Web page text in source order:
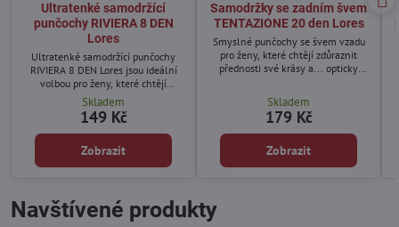
Ultratenké samodržící
punčochy RIVIERA 8 DEN
Lores
Ultratenké samodržící punčochy
RIVIERA 8 DEN Lores jsou ideální
volbou pro ženy, které chtějí
dosáhnout přirozeně krásného
vzhledu nohou.
Skladem
149 Kč
Zobrazit
Samodržky se zadním švem
TENTAZIONE 20 den Lores
Smyslné punčochy se švem vzadu
pro ženy, které chtějí zdůraznit
přednosti své krásy a... opticky
Skladem
179 Kč
Zobrazit
Navštívené produkty